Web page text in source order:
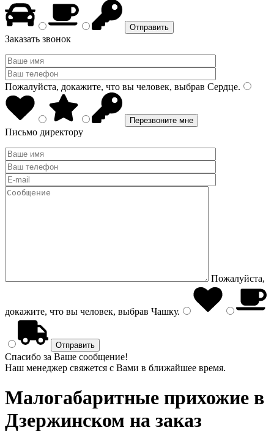
Заказать звонок
Пожалуйста, докажите, что вы человек, выбрав Сердце.
Письмо директору
Пожалуйста,
докажите, что вы человек, выбрав Чашку.
Спасибо за Ваше сообщение!
Наш менеджер свяжется с Вами в ближайшее время.
Малогабаритные прихожие в
Дзержинском на заказ